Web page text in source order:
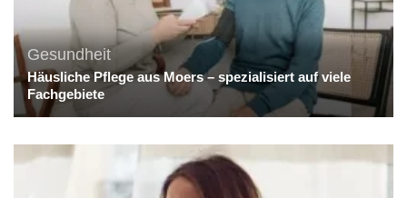
Gesundheit
Häusliche Pflege aus Moers – spezialisiert auf viele
Fachgebiete